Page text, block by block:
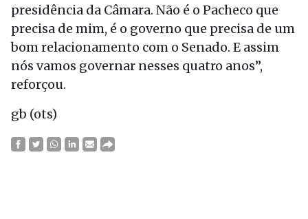
presidência da Câmara. Não é o Pacheco que
precisa de mim, é o governo que precisa de um
bom relacionamento com o Senado. E assim
nós vamos governar nesses quatro anos”,
reforçou.
gb (ots)